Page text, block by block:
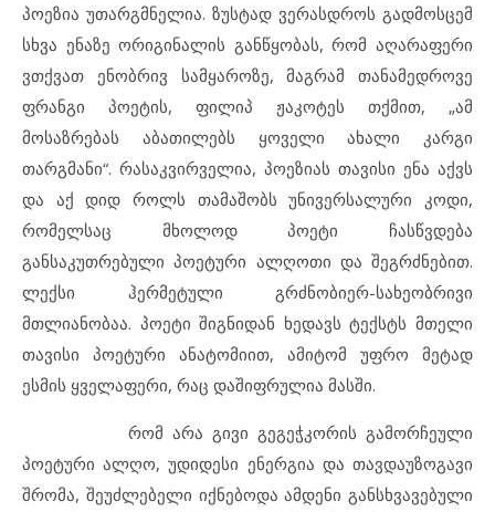
პოეზია უთარგმნელია. ზუსტად ვერასდროს გადმოსცემ
სხვა ენაზე ორიგინალის განწყობას, რომ აღარაფერი
ვთქვათ ენობრივ სამყაროზე, მაგრამ თანამედროვე
ფრანგი პოეტის, ფილიპ ჟაკოტეს თქმით, „ამ
მოსაზრებას აბათილებს ყოველი ახალი კარგი
თარგმანი“. რასაკვირველია, პოეზიას თავისი ენა აქვს
და აქ დიდ როლს თამაშობს უნივერსალური კოდი,
რომელსაც მხოლოდ პოეტი ჩასწვდება
განსაკუთრებული პოეტური ალღოთი და შეგრძნებით.
ლექსი ჰერმეტული გრძნობიერ-სახეობრივი
მთლიანობაა. პოეტი შიგნიდან ხედავს ტექსტს მთელი
თავისი პოეტური ანატომიით, ამიტომ უფრო მეტად
ესმის ყველაფერი, რაც დაშიფრულია მასში.
რომ არა გივი გეგეჭკორის გამორჩეული
პოეტური ალღო, უდიდესი ენერგია და თავდაუზოგავი
შრომა, შეუძლებელი იქნებოდა ამდენი განსხვავებული